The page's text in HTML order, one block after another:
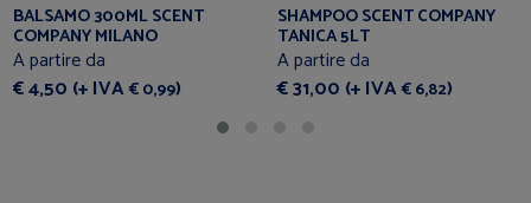
BALSAMO 300ML SCENT
COMPANY MILANO
A partire da
€ 4,50 (+ IVA€ 0,99)
SHAMPOO SCENT COMPANY
TANICA 5LT
A partire da
€ 31,00 (+ IVA€ 6,82)